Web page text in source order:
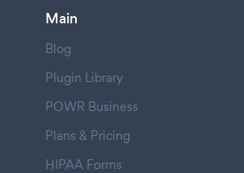
Main
Blog
Plugin Library
POWR Business
Plans & Pricing
HIPAA Forms